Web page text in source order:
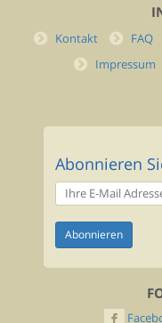
Kontakt FAQ
Impressum
Abonnieren